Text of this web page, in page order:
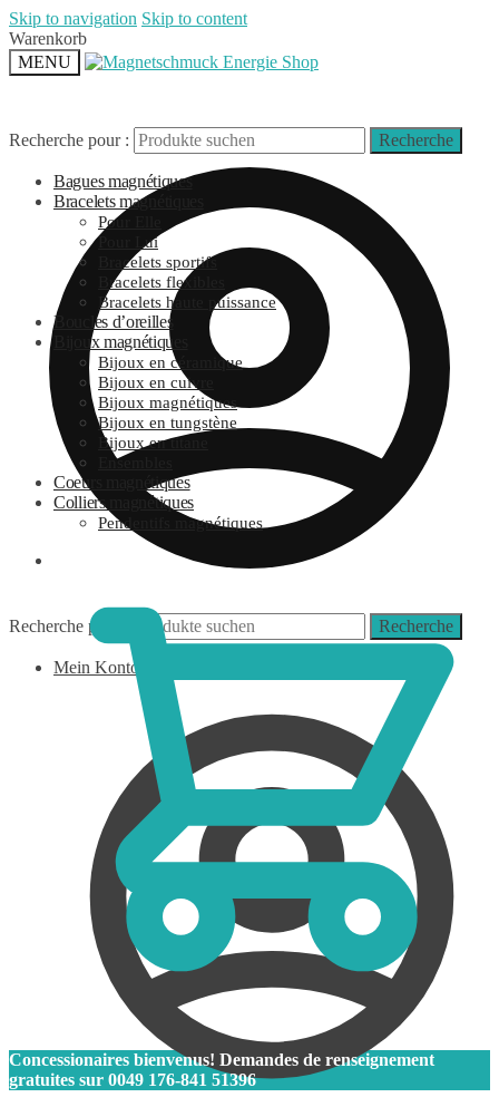
Skip to navigation Skip to content
Warenkorb
MENU
Recherche pour : Recherche
Mein Konto
Recherche pour : Recherche
Bagues magnétiques
Bracelets magnétiques
Pour Elle
Pour Lui
Bracelets sportifs
Bracelets flexibles
Bracelets haute puissance
Boucles d’oreilles
Bijoux magnétiques
Bijoux en céramique
Bijoux en cuivre
Bijoux magnétiques
Bijoux en tungstène
Bijoux en titane
Ensembles
Coeurs magnétiques
Colliers magnétiques
Pendentifs magnétiques
Concessionaires bienvenus! Demandes de renseignement
gratuites sur 0049 176-841 51396